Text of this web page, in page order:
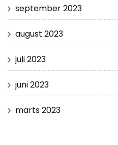
september 2023
august 2023
juli 2023
juni 2023
marts 2023